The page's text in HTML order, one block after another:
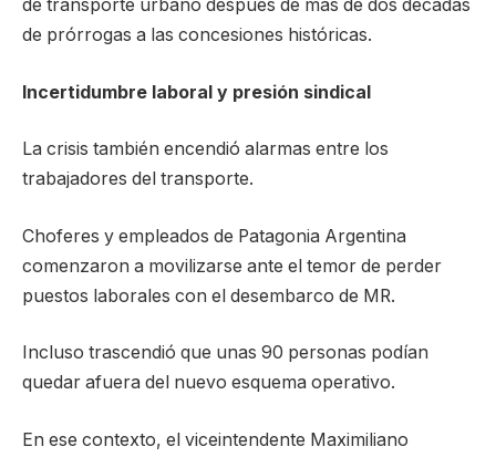
de transporte urbano después de más de dos décadas
de prórrogas a las concesiones históricas.
Incertidumbre laboral y presión sindical
La crisis también encendió alarmas entre los
trabajadores del transporte.
Choferes y empleados de Patagonia Argentina
comenzaron a movilizarse ante el temor de perder
puestos laborales con el desembarco de MR.
Incluso trascendió que unas 90 personas podían
quedar afuera del nuevo esquema operativo.
En ese contexto, el viceintendente Maximiliano